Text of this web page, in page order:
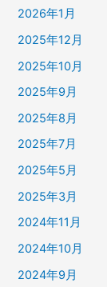
2026年1月
2025年12月
2025年10月
2025年9月
2025年8月
2025年7月
2025年5月
2025年3月
2024年11月
2024年10月
2024年9月